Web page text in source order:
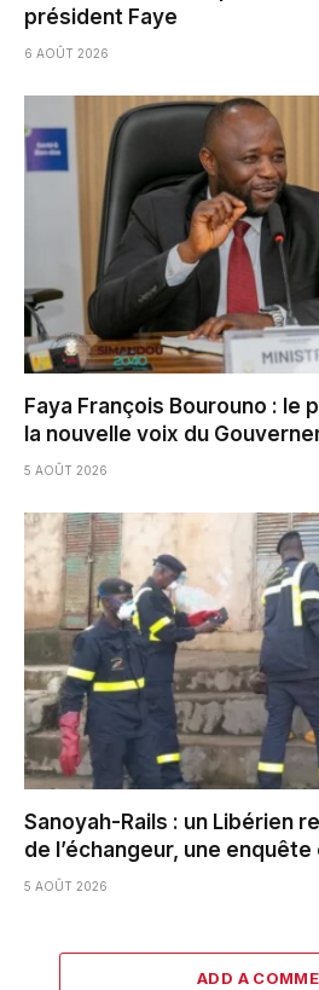
président Faye
6 AOÛT 2026
Faya François Bourouno : le
la nouvelle voix du
5 AOÛT 2026
Sanoyah-Rails : un Libérien
de l’échangeur, une
5 AOÛT 2026
ADD A